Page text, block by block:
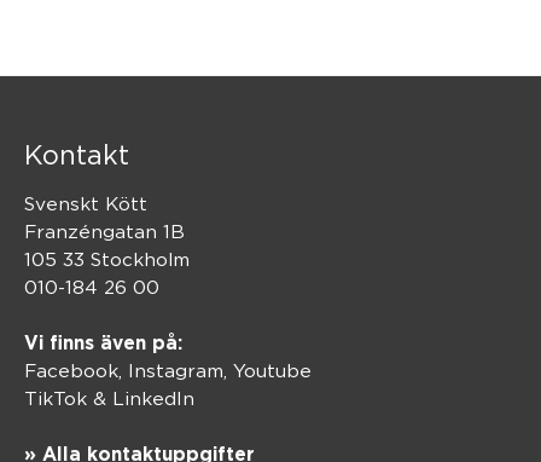
Kontakt
Svenskt Kött
Franzéngatan 1B
105 33 Stockholm
010-184 26 00
Vi finns även på:
Facebook, Instagram Youtube
TikTok & LinkedIn
» Alla kontaktuppgifter